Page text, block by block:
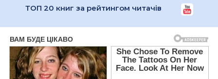
ТОП 20 книг за рейтингом читачів